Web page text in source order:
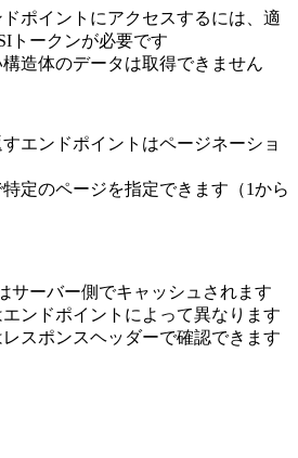
ポイントにアクセスするには、適
トークンが必要です
造体のデータは取得できません
エンドポイントはページネーショ
定のページを指定できます（1から
サーバー側でキャッシュされます
ンドポイントによって異なります
スポンスヘッダーで確認できます